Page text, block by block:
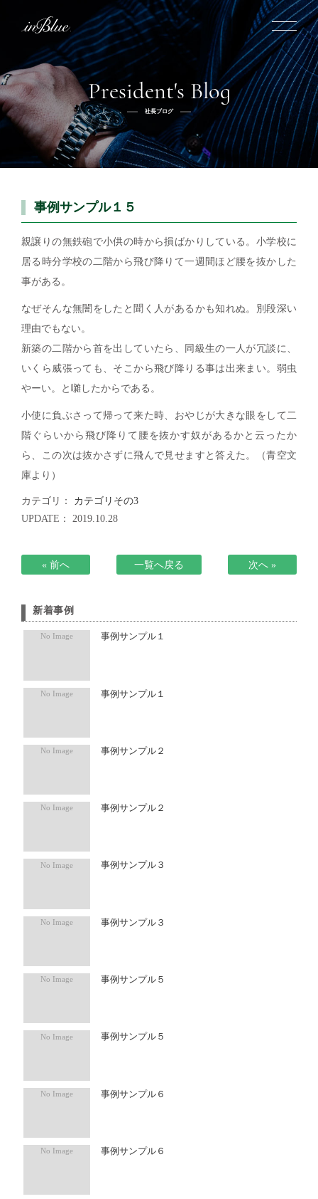
inBlueについて
inBlueの強み ヒストリー
着用シーン
Q&A
オーダー方法
ふるさと納税
デニムスーツ
ふるさと納税取扱方法 修理
リボーン
新着
社長ブログ スタッフブログ
メディア掲載
新卒採用 店舗概要
アクセス
代表メッセージ
JP EN
President's Blog
社長ブログ
事例サンプル１５
親譲りの無鉄砲で小供の時から損ばかりしている。小学校に
居る時分学校の二階から飛び降りて一週間ほど腰を抜かした
事がある。
なぜそんな無闇をしたと聞く人があるかも知れぬ。別段深い
理由でもない。
新築の二階から首を出していたら、同級生の一人が冗談に、
いくら威張っても、そこから飛び降りる事は出来まい。弱虫
やーい。と囃したからである。
小使に負ぶさって帰って来た時、おやじが大きな眼をして二
階ぐらいから飛び降りて腰を抜かす奴があるかと云ったか
ら、この次は抜かさずに飛んで見せますと答えた。（青空文
庫より）
カテゴリ： カテゴリその3
UPDATE： 2019.10.28
« 前へ 一覧へ戻る 次へ »
新着事例
事例サンプル１
事例サンプル１
事例サンプル２
事例サンプル２
事例サンプル３
事例サンプル３
事例サンプル５
事例サンプル５
事例サンプル６
事例サンプル６